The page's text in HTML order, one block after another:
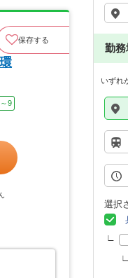
保存する
9
勤務
いずれ
選択